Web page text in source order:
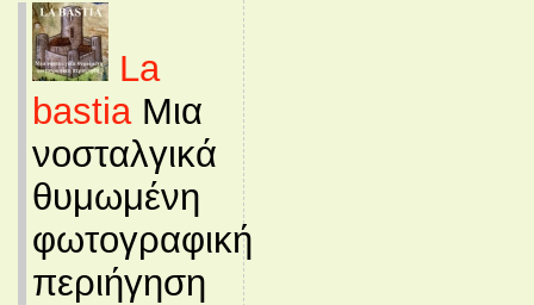
La
bastiaΜια
νοσταλγικά
θυμωμένη
φωτογραφική
περιήγηση